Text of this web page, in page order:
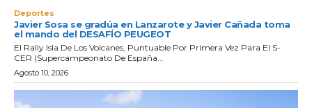
Deportes
Javier Sosa se gradúa en Lanzarote y Javier Cañada toma
el mando del DESAFÍO PEUGEOT
El Rally Isla De Los Volcanes, Puntuable Por Primera Vez Para El S-
CER (Supercampeonato De España...
Agosto 10, 2026